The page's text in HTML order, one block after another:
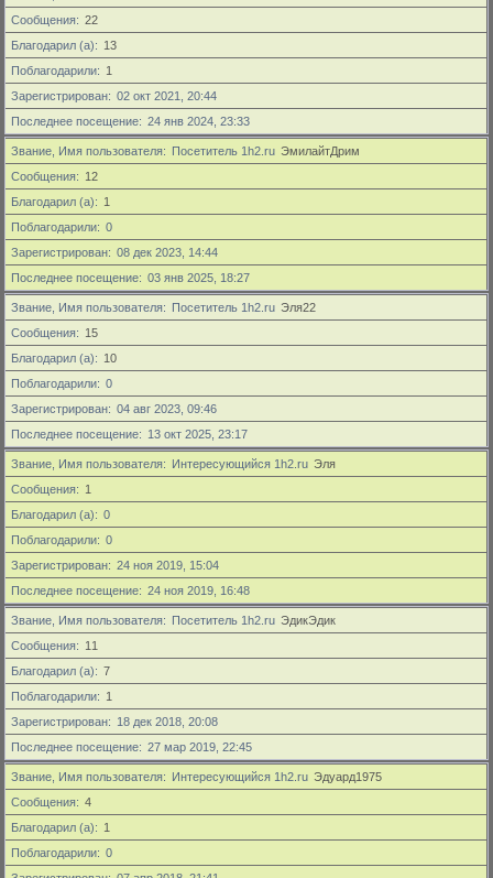
Сообщения
22
Благодарил (а)
13
Поблагодарили
1
Зарегистрирован
02 окт 2021, 20:44
Последнее посещение
24 янв 2024, 23:33
Звание, Имя пользователя Посетитель 1h2.ru ЭмилайтДрим
Сообщения
12
Благодарил (а)
1
Поблагодарили
0
Зарегистрирован
08 дек 2023, 14:44
Последнее посещение
03 янв 2025, 18:27
Звание, Имя пользователя Посетитель 1h2.ru Эля22
Сообщения
15
Благодарил (а)
10
Поблагодарили
0
Зарегистрирован
04 авг 2023, 09:46
Последнее посещение
13 окт 2025, 23:17
Звание, Имя пользователя Интересующийся 1h2.ru Эля
Сообщения
1
Благодарил (а)
0
Поблагодарили
0
Зарегистрирован
24 ноя 2019, 15:04
Последнее посещение
24 ноя 2019, 16:48
Звание, Имя пользователя Посетитель 1h2.ru ЭдикЭдик
Сообщения
11
Благодарил (а)
7
Поблагодарили
1
Зарегистрирован
18 дек 2018, 20:08
Последнее посещение
27 мар 2019, 22:45
Звание, Имя пользователя Интересующийся 1h2.ru Эдуард1975
Сообщения
4
Благодарил (а)
1
Поблагодарили
0